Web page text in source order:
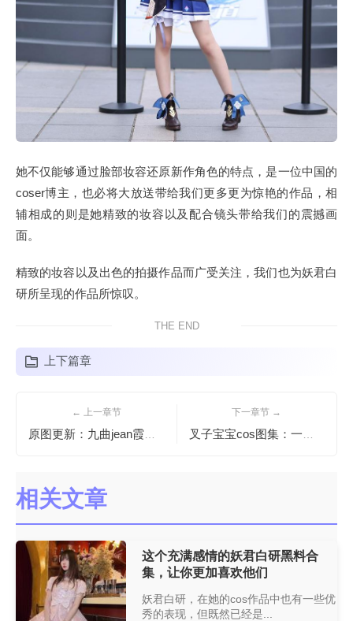
她不仅能够通过脸部妆容还原新作角色的特点，是一位中国的
coser博主，也必将大放送带给我们更多更为惊艳的作品，相
辅相成的则是她精致的妆容以及配合镜头带给我们的震撼画
面。
精致的妆容以及出色的拍摄作品而广受关注，我们也为妖君白
研所呈现的作品所惊叹。
THE END
上下篇章
← 上一章节 下一章节 →
相关文章
这个充满感情的妖君白研黑料合
集，让你更加喜欢他们
妖君白研，在她的cos作品中也有一些优
秀的表现，但既然已经是...